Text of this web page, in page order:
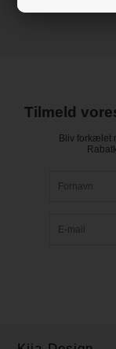
Tilmeld
Bliv forkælet